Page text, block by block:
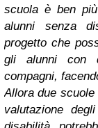
scuola è ben
alunni senza
progetto che
gli alunni con
compagni,
Allora due
valutazione